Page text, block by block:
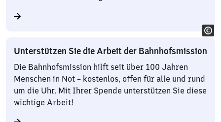
Unterstützen Sie die Arbeit der Bahnhofsmission
Die Bahnhofsmission hilft seit über 100 Jahren
Menschen in Not – kostenlos, offen für alle und rund
um die Uhr. Mit Ihrer Spende unterstützen Sie diese
wichtige Arbeit!